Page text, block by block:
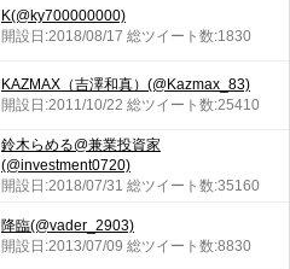
K(@ky700000000)
開設日:2018/08/17 総ツイート数:1830
KAZMAX（吉澤和真）(@Kazmax_83)
開設日:2011/10/22 総ツイート数:25410
鈴木らめる@兼業投資家
(@investment0720)
開設日:2018/07/31 総ツイート数:35160
降臨(@vader_2903)
開設日:2013/07/09 総ツイート数:8830